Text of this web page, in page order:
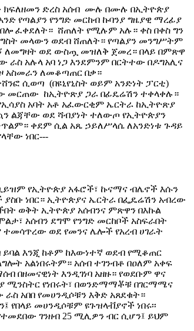
ክፍለዘመን ድረስ አሰብ ሙሉ በሙሉ በኢትዮጵያ
የጣልያን የንግድ መርከብ ኩባንያ ግዜያዊ ማረፊያ
ፈቀደለት። ሸጠለት የሚሉም አሉ። ቀስ በቀስ ግን
መላውን ወደብ ሸጠለት። የጣልያን መንግሥትም
ለመግዛት ወደ ውስጧ መዝለቅ ጀመረ። በላይ በምጽዋ
ራስ አሉላ አባ ነጋ እንደምንም በርትተው በዶግአሊና
አስመራን ለመቆጣጠር በቃ።
ሲወጣ (በዩኒየኒስት ወይም አንድነት ፓርቲ)
መርጠው ከኢትዮጽያ ጋራ በፊዴሬሽን ተቀላቀሉ።
አባት አቶ አፈውርቂም ኤርትራ ከኢትዮጽያ
ልጃቸው ወደ ሻብያነት ተለውጦ የኢትዮጵያን
ቀደም ሲል አጼ ኃይለሥላሴ ለአንድነቱ ጉዳይ
ነበር---
የኢትዮጵያ አፋሮች፣ ኩናማና ብሌኖች እሱን
ያስቡ ነበር። ኢትዮጵያና ኤርትራ በፌዴሬሽን አብረው
ወቅት ኢትዮጵያ አሰብንና ምጽዋን በእኩል
አሰብን ደግሞ የንግድ መርከቦች አስፍራበት
ተመሳጥረው ወደ የመንና ሌሎች የአረብ ሀገራት
ይባል እንጂ ከቶም ከእውነተኛ ወደብ የሚቆጠር
አልነበሩትም። አሰብ ተገንብቶ በዐለም አቀፍ
በዘመናዊነት እንዲገነባ አዘዙ። የወደቡም ዋና
ሚንስትር የነበሩት፣ በወንድማማቾቹ በገርማሜና
አበበ የመሀንዲሶቹን እቅድ አጸደቁት።
መሀንዲሶቹም ዩጉዝላቭያኖች ነበሩ፡፡
ገንዘብ 25 ሚሊዎን ብር ሲሆን፤ ይህም